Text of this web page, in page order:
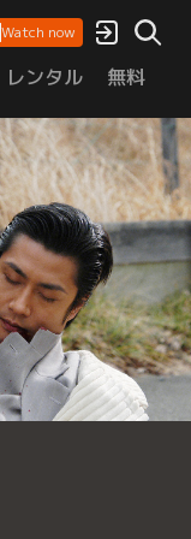
Watch now
レンタル 無料